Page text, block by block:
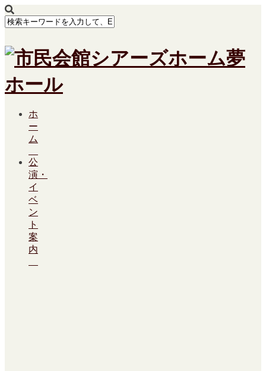
ホ
ー
ム
公
演・
イ
ベ
ン
ト
案
内